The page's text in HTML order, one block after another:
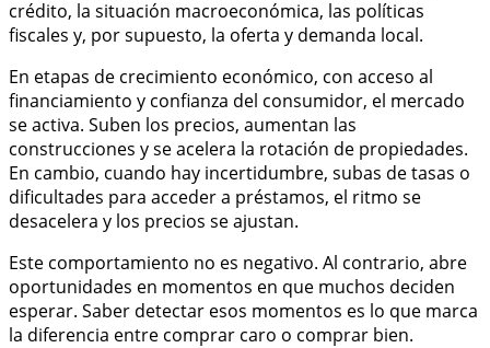
crédito, la situación macroeconómica, las políticas
fiscales y, por supuesto, la oferta y demanda local.
En etapas de crecimiento económico, con acceso al
financiamiento y confianza del consumidor, el mercado
se activa. Suben los precios, aumentan las
construcciones y se acelera la rotación de propiedades.
En cambio, cuando hay incertidumbre, subas de tasas o
dificultades para acceder a préstamos, el ritmo se
desacelera y los precios se ajustan.
Este comportamiento no es negativo. Al contrario, abre
oportunidades en momentos en que muchos deciden
esperar. Saber detectar esos momentos es lo que marca
la diferencia entre comprar caro o comprar bien.